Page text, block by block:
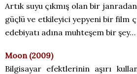
Artık suyu çıkmış olan bir
güçlü ve etkileyici yepyeni bir film
edebiyatı adına muhteşem bir şey…
Moon (2009)
Bilgisayar efektlerinin aşırı